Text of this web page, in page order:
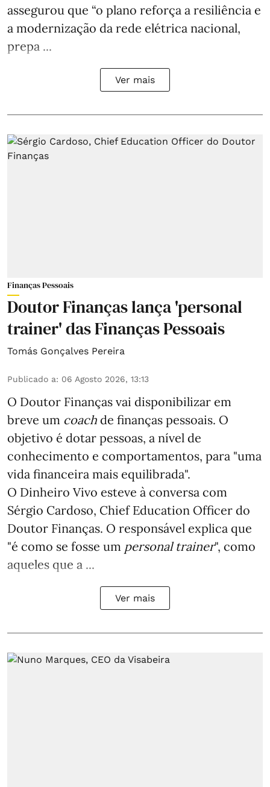
assegurou que “o plano reforça a resiliência e
a modernização da rede elétrica nacional,
prepa ...
Ver mais
Finanças Pessoais
Doutor Finanças lança 'personal
trainer' das Finanças Pessoais
Tomás Gonçalves Pereira
Publicado a: 06 Agosto 2026, 13:13
O Doutor Finanças vai disponibilizar em
breve um coach de finanças pessoais. O
objetivo é dotar pessoas, a nível de
conhecimento e comportamentos, para "uma
vida financeira mais equilibrada".
O Dinheiro Vivo esteve à conversa com
Sérgio Cardoso, Chief Education Officer do
Doutor Finanças. O responsável explica que
"é como se fosse um personal trainer", como
aqueles que a ...
Ver mais